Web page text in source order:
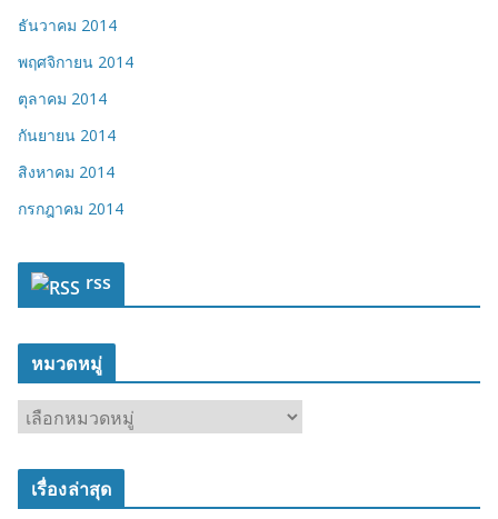
ธันวาคม 2014
พฤศจิกายน 2014
ตุลาคม 2014
กันยายน 2014
สิงหาคม 2014
กรกฎาคม 2014
rss
หมวดหมู่
ม
ว
เรื่องล่าสุด